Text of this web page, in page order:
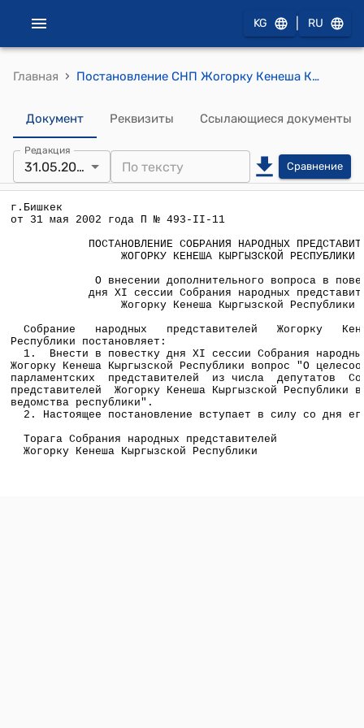
KG RU
Главная › Постановление СНП Жогорку Кенеша КР от 31 мая 2002 года №493-II-11 " О внесении дополнительного вопроса в повестку дня XI сессии Собрания народных представителей Жогорку Кенеша Кыргызской Республики"
Документ Реквизиты Ссылающиеся документы
Редакция
31.05.2002 Сравнение